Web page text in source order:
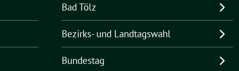
Bad Tölz
Bezirks- und Landtagswahl
Bundestag